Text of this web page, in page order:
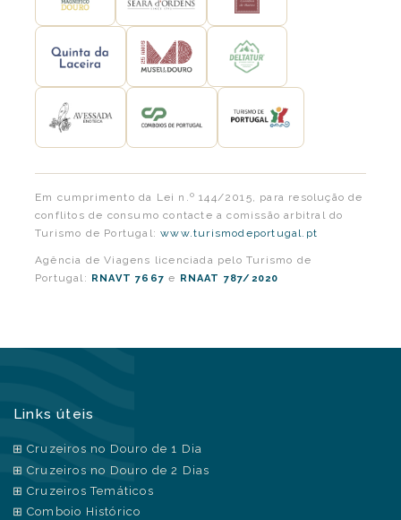
Em cumprimento da Lei n.º 144/2015, para resolução de
conflitos de consumo contacte a comissão arbitral do
Turismo de Portugal:www.turismodeportugal.pt
Agência de Viagens licenciada pelo Turismo de
Portugal: RNAVT 7667 e RNAAT 787/2020
Links úteis
Cruzeiros no Douro de 1 Dia
Cruzeiros no Douro de 2 Dias
Cruzeiros Temáticos
Comboio Histórico